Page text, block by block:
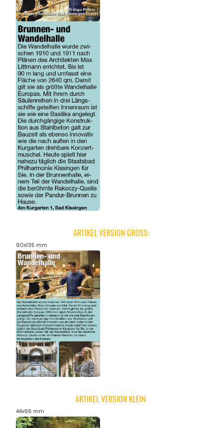
ARTIKEL VERSION GROSS:
90x135 mm
ARTIKEL VERSION KLEIN:
44x65 mm